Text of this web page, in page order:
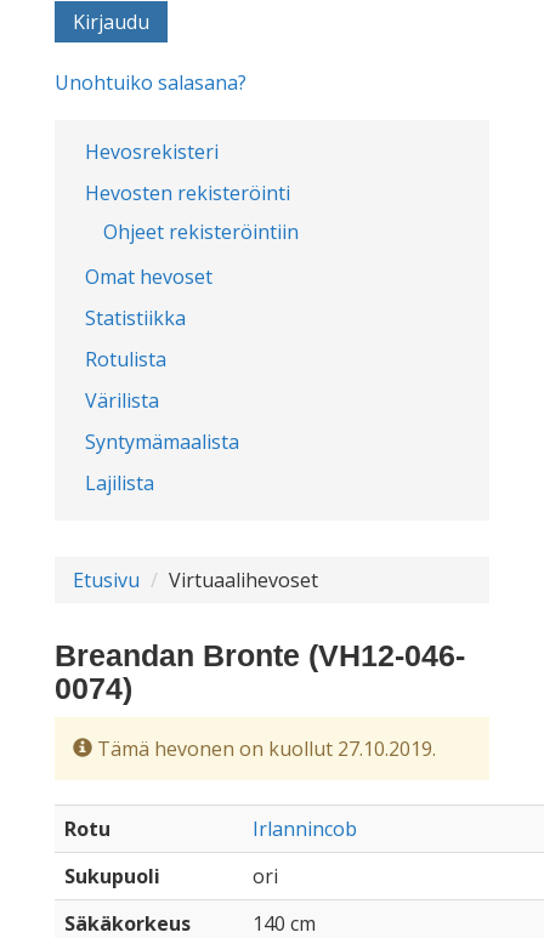
Hevosrekisteri
Hevosten rekisteröinti
Ohjeet rekisteröintiin
Omat hevoset
Statistiikka
Rotulista
Värilista
Syntymämaalista
Lajilista
Unohtuiko salasana?
Etusivu Virtuaalihevoset
Breandan Bronte (VH12-046-
0074)
Tämä hevonen on kuollut 27.10.2019.
Rotu
Irlannincob
Sukupuoli
ori
Säkäkorkeus
140 cm